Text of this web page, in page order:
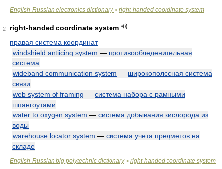
English-Russian electronics dictionary> right-handed coordinate system
2
right-handed coordinate system
правая система координат
windshield antiicing system — противообледенительная
система
wideband communication system — широкополосная система
связи
web system of framing — система набора с рамными
шпангоутами
water to oxygen system — система добывания кислорода из
воды
warehouse locator system — система учета предметов на
складе
English-Russian big polytechnic dictionary> right-handed coordinate system